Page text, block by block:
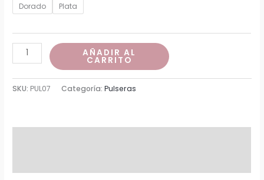
desde
$190,000
hasta
Dorado Plata
Pulsera
Lina
cantidad
AÑADIR AL
CARRITO
SKU: PUL07 Categoría:Pulseras